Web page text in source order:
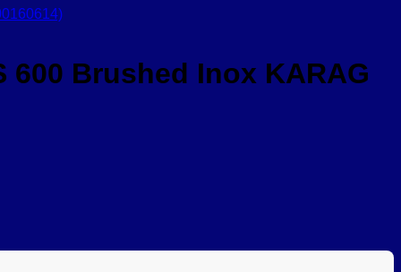
600 Brushed Inox KARAG